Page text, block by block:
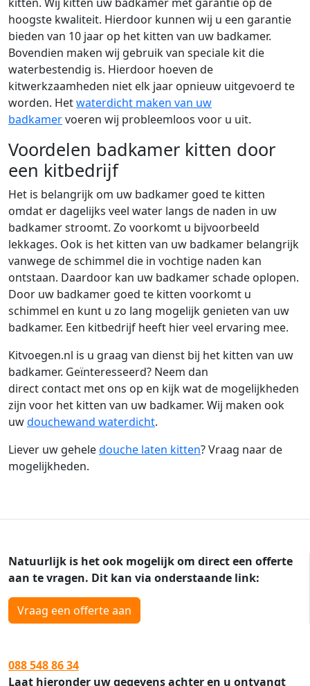
hoogste kwaliteit. Hierdoor kunnen wij u een garantie
bieden van 10 jaar op het kitten van uw badkamer.
Bovendien maken wij gebruik van speciale kit die
waterbestendig is. Hierdoor hoeven de
kitwerkzaamheden niet elk jaar opnieuw uitgevoerd te
worden. Hetwaterdicht maken van uw
badkamervoeren wij probleemloos voor u uit.
Voordelen badkamer kitten door
een kitbedrijf
Het is belangrijk om uw badkamer goed te kitten
omdat er dagelijks veel water langs de naden in uw
badkamer stroomt. Zo voorkomt u bijvoorbeeld
lekkages. Ook is het kitten van uw badkamer belangrijk
vanwege de schimmel die in vochtige naden kan
ontstaan. Daardoor kan uw badkamer schade oplopen.
Door uw badkamer goed te kitten voorkomt u
schimmel en kunt u zo lang mogelijk genieten van uw
badkamer. Een kitbedrijf heeft hier veel ervaring mee.
Kitvoegen.nl is u graag van dienst bij het kitten van uw
badkamer. Geïnteresseerd? Neem dan
direct contact met ons op en kijk wat de mogelijkheden
zijn voor het kitten van uw badkamer. Wij maken ook
uwdouchewand waterdicht.
Liever uw geheledouche laten kitten? Vraag naar de
mogelijkheden.
Natuurlijk is het ook mogelijk om direct een offerte
aan te vragen. Dit kan via onderstaande link:
Vraag een offerte aan
088 548 86 34
Laat hieronder uw gegevens achter en u ontvangt